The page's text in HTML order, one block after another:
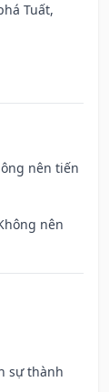
Tuất,
nên tiến
nên
sự thành